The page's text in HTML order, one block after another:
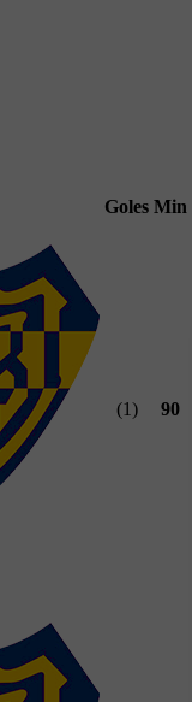
Goles Min
(1) 90